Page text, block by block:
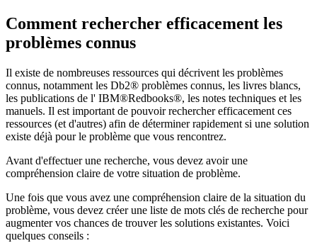
Comment rechercher efficacement les
problèmes connus
Il existe de nombreuses ressources qui décrivent les problèmes
connus, notamment les Db2® problèmes connus, les livres blancs,
les publications de l' IBM®Redbooks®, les notes techniques et les
manuels. Il est important de pouvoir rechercher efficacement ces
ressources (et d'autres) afin de déterminer rapidement si une solution
existe déjà pour le problème que vous rencontrez.
Avant d'effectuer une recherche, vous devez avoir une
compréhension claire de votre situation de problème.
Une fois que vous avez une compréhension claire de la situation du
problème, vous devez créer une liste de mots clés de recherche pour
augmenter vos chances de trouver les solutions existantes. Voici
quelques conseils :